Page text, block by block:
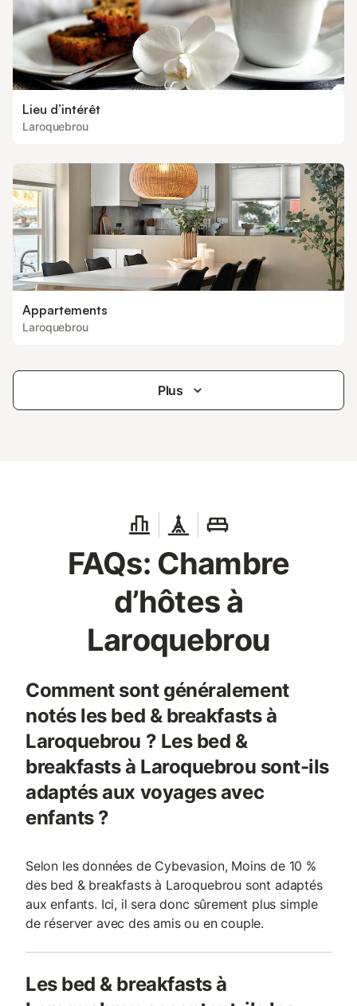
Lieu d’intérêt
Laroquebrou
Appartements
Laroquebrou
Plus
FAQs: Chambre
d’hôtes à
Laroquebrou
Comment sont généralement
notés les bed & breakfasts à
Laroquebrou ? Les bed &
breakfasts à Laroquebrou sont-ils
adaptés aux voyages avec
enfants ?
Selon les données de Cybevasion, Moins de 10 %
des bed & breakfasts à Laroquebrou sont adaptés
aux enfants. Ici, il sera donc sûrement plus simple
de réserver avec des amis ou en couple.
Les bed & breakfasts à